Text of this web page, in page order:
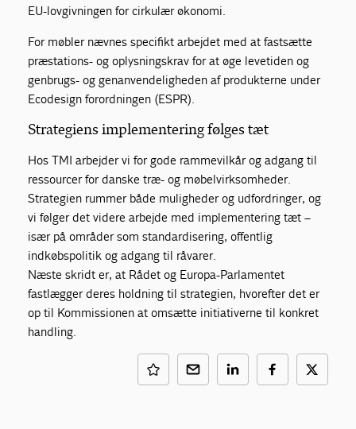
EU-lovgivningen for cirkulær økonomi.
For møbler nævnes specifikt arbejdet med at fastsætte
præstations- og oplysningskrav for at øge levetiden og
genbrugs- og genanvendeligheden af produkterne under
Ecodesign forordningen (ESPR).
Strategiens implementering følges tæt
Hos TMI arbejder vi for gode rammevilkår og adgang til
ressourcer for danske træ- og møbelvirksomheder.
Strategien rummer både muligheder og udfordringer, og
vi følger det videre arbejde med implementering tæt –
især på områder som standardisering, offentlig
indkøbspolitik og adgang til råvarer.
Næste skridt er, at Rådet og Europa-Parlamentet
fastlægger deres holdning til strategien, hvorefter det er
op til Kommissionen at omsætte initiativerne til konkret
handling.